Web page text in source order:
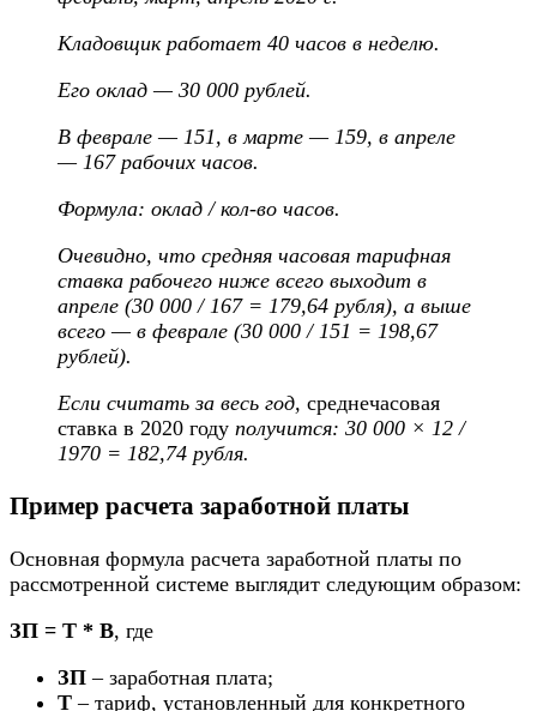
Кладовщик работает 40 часов в неделю.
Его оклад — 30 000 рублей.
В феврале — 151, в марте — 159, в апреле
— 167 рабочих часов.
Формула: оклад / кол-во часов.
Очевидно, что средняя часовая тарифная
ставка рабочего ниже всего выходит в
апреле (30 000 / 167 = 179,64 рубля), а выше
всего — в феврале (30 000 / 151 = 198,67
рублей).
Если считать за весь год, среднечасовая
ставка в 2020 году получится: 30 000 × 12 /
1970 = 182,74 рубля.
Пример расчета заработной платы
Основная формула расчета заработной платы по
рассмотренной системе выглядит следующим образом:
ЗП = Т * В, где
ЗП – заработная плата;
Т – тариф, установленный для конкретного